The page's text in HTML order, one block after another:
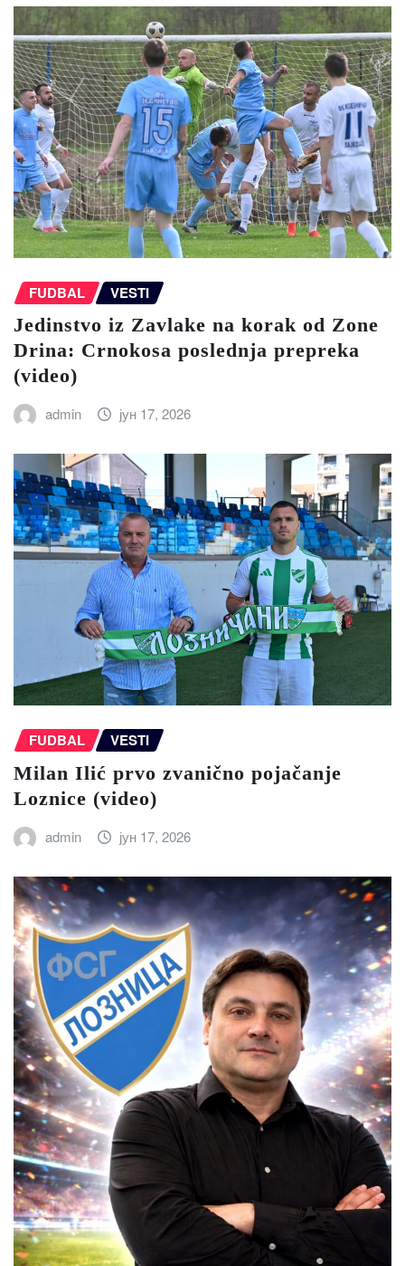
FUDBAL VESTI
Jedinstvo iz Zavlake na korak od Zone
Drina: Crnokosa poslednja prepreka
(video)
admin јун 17, 2026
FUDBAL VESTI
Milan Ilić prvo zvanično pojačanje
Loznice (video)
admin јун 17, 2026